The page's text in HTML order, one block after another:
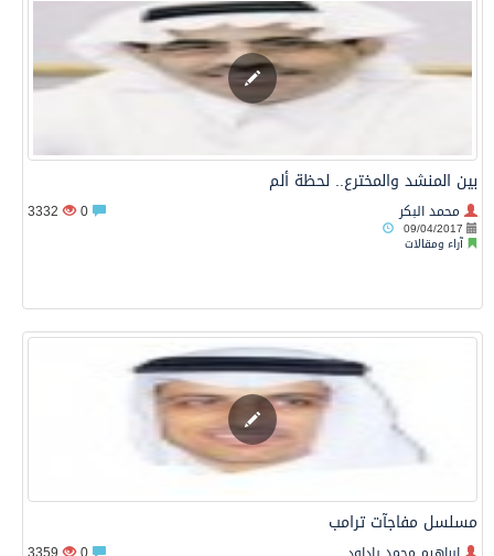
بين المنشد والمخترع.. لحظة ألم
محمد البكر
09/04/2017
آراء ومقالات
3332
مسلسل مفاجآت ترامب